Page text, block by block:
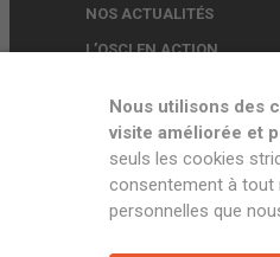
NOS ACTUALITÉS
L’OSCI EN ACTION
Nous utilisons des
visite améliorée et
seuls les cookies
consentement à tout
personnelles que